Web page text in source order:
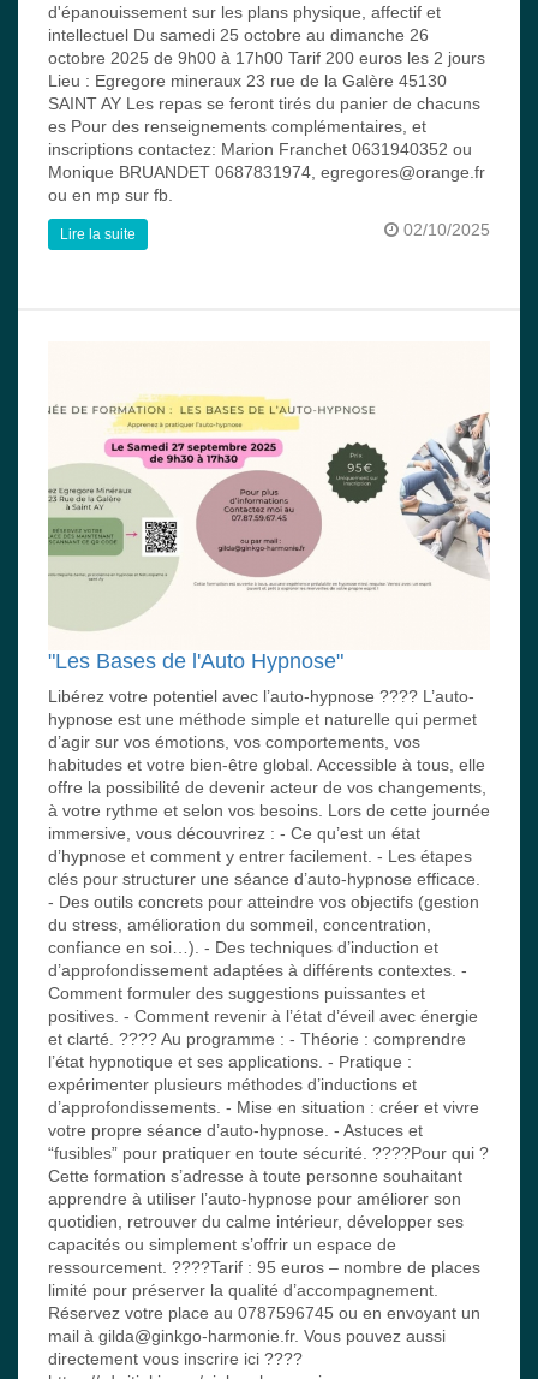
d'épanouissement sur les plans physique, affectif et
intellectuel Du samedi 25 octobre au dimanche 26
octobre 2025 de 9h00 à 17h00 Tarif 200 euros les 2 jours
Lieu : Egregore mineraux 23 rue de la Galère 45130
SAINT AY Les repas se feront tirés du panier de chacuns
es Pour des renseignements complémentaires, et
inscriptions contactez: Marion Franchet 0631940352 ou
Monique BRUANDET 0687831974, egregores@orange.fr
ou en mp sur fb.
02/10/2025
Lire la suite
"Les Bases de l'Auto Hypnose"
Libérez votre potentiel avec l’auto-hypnose ???? L’auto-
hypnose est une méthode simple et naturelle qui permet
d’agir sur vos émotions, vos comportements, vos
habitudes et votre bien-être global. Accessible à tous, elle
offre la possibilité de devenir acteur de vos changements,
à votre rythme et selon vos besoins. Lors de cette journée
immersive, vous découvrirez : - Ce qu’est un état
d’hypnose et comment y entrer facilement. - Les étapes
clés pour structurer une séance d’auto-hypnose efficace.
- Des outils concrets pour atteindre vos objectifs (gestion
du stress, amélioration du sommeil, concentration,
confiance en soi…). - Des techniques d’induction et
d’approfondissement adaptées à différents contextes. -
Comment formuler des suggestions puissantes et
positives. - Comment revenir à l’état d’éveil avec énergie
et clarté. ???? Au programme : - Théorie : comprendre
l’état hypnotique et ses applications. - Pratique :
expérimenter plusieurs méthodes d’inductions et
d’approfondissements. - Mise en situation : créer et vivre
votre propre séance d’auto-hypnose. - Astuces et
“fusibles” pour pratiquer en toute sécurité. ????Pour qui ?
Cette formation s’adresse à toute personne souhaitant
apprendre à utiliser l’auto-hypnose pour améliorer son
quotidien, retrouver du calme intérieur, développer ses
capacités ou simplement s’offrir un espace de
ressourcement. ????Tarif : 95 euros – nombre de places
limité pour préserver la qualité d’accompagnement.
Réservez votre place au 0787596745 ou en envoyant un
mail à gilda@ginkgo-harmonie.fr. Vous pouvez aussi
directement vous inscrire ici ????